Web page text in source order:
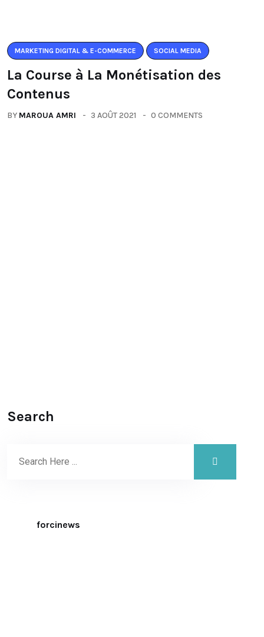
MARKETING DIGITAL & E-COMMERCE SOCIAL MEDIA
La Course à La Monétisation des
Contenus
BY MAROUA AMRI 3 AOÛT 2021 0 COMMENTS
Search
forcinews